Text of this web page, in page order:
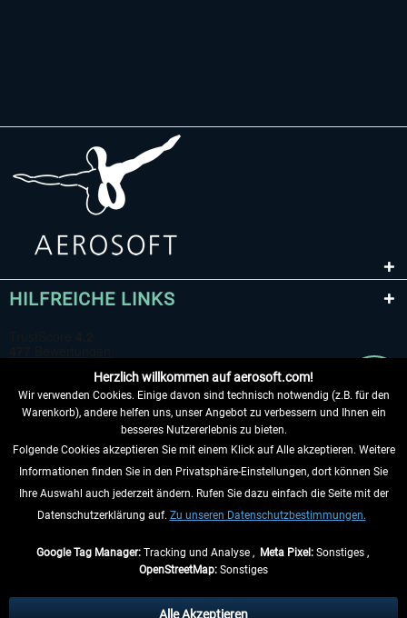
HILFREICHE LINKS
VERTRAG WIDERRUFEN
INFORMATIONEN
anders beschrieben.
Herzlich willkommen auf aerosoft.com!
Wir verwenden Cookies. Einige davon sind technisch notwendig (z.B. für den
Warenkorb), andere helfen uns, unser Angebot zu verbessern und Ihnen ein
besseres Nutzererlebnis zu bieten.
Folgende Cookies akzeptieren Sie mit einem Klick auf Alle akzeptieren. Weitere
Informationen finden Sie in den Privatsphäre-Einstellungen, dort können Sie
Ihre Auswahl auch jederzeit ändern. Rufen Sie dazu einfach die Seite mit der
Datenschutzerklärung auf. Zu unseren Datenschutzbestimmungen.
Google Tag Manager:Tracking und Analyse , Meta Pixel:Sonstiges ,
OpenStreetMap: Sonstiges
Alle Akzeptieren